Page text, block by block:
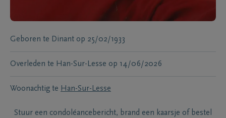
Geboren te Dinant op 25/02/1933
Overleden te Han-Sur-Lesse op 14/06/2026
Woonachtig te Han-Sur-Lesse
Stuur een condoléancebericht, brand een kaarsje of bestel